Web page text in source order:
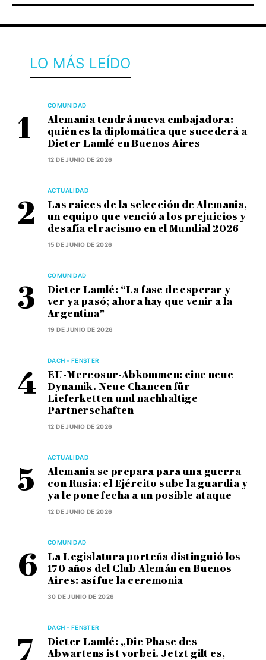
LO MÁS LEÍDO
COMUNIDAD
Alemania tendrá nueva embajadora:
quién es la diplomática que sucederá a
Dieter Lamlé en Buenos Aires
12 DE JUNIO DE 2026
ACTUALIDAD
Las raíces de la selección de Alemania,
un equipo que venció a los prejuicios y
desafía el racismo en el Mundial 2026
15 DE JUNIO DE 2026
COMUNIDAD
Dieter Lamlé: “La fase de esperar y
ver ya pasó; ahora hay que venir a la
Argentina”
19 DE JUNIO DE 2026
DACH - FENSTER
EU-Mercosur-Abkommen: eine neue
Dynamik. Neue Chancen für
Lieferketten und nachhaltige
Partnerschaften
12 DE JUNIO DE 2026
ACTUALIDAD
Alemania se prepara para una guerra
con Rusia: el Ejército sube la guardia y
ya le pone fecha a un posible ataque
12 DE JUNIO DE 2026
COMUNIDAD
La Legislatura porteña distinguió los
170 años del Club Alemán en Buenos
Aires: así fue la ceremonia
30 DE JUNIO DE 2026
DACH - FENSTER
Dieter Lamlé: „Die Phase des
Abwartens ist vorbei. Jetzt gilt es,